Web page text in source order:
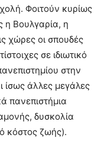
Φοιτούν κυρίως
η Βουλγαρία, η
χώρες οι σπουδές
σε ιδιωτικό
στην
άλλες μεγάλες
πανεπιστήμια
δυσκολία
κόστος ζωής).